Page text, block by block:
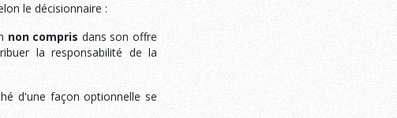
le décisionnaire :
non compris dans son offre
la responsabilité de la
d'une façon optionnelle se